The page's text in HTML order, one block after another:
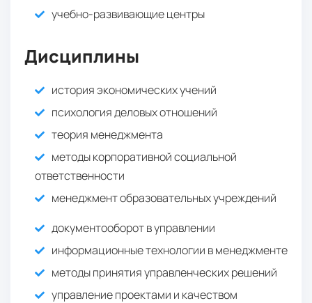
учебно-развивающие центры
Дисциплины
история экономических учений
психология деловых отношений
теория менеджмента
методы корпоративной социальной
ответственности
менеджмент образовательных учреждений
документооборот в управлении
информационные технологии в менеджменте
методы принятия управленческих решений
управление проектами и качеством